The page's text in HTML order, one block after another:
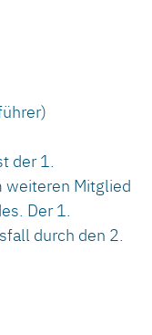
der 1.
weiteren Mitglied
Der 1.
durch den 2.